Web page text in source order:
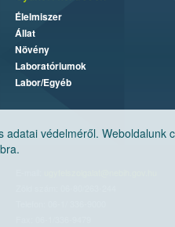
védelméről. Weboldalunk
Élelmiszer
Állat
Növény
Laboratóriumok
Labor/Egyéb